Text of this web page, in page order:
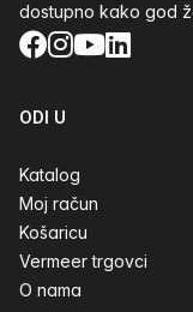
dostupno kako god
Facebook
Instagram
YouTube
ODI U
Katalog
Moj račun
Košaricu
Vermeer trgovci
O nama